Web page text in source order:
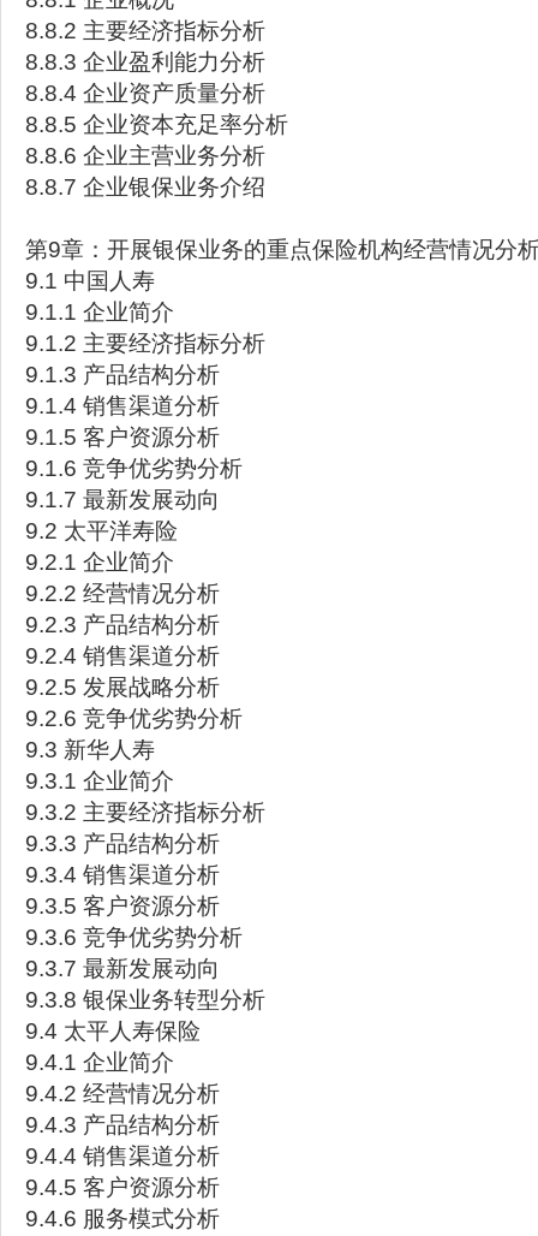
8.8.2 主要经济指标分析
8.8.3 企业盈利能力分析
8.8.4 企业资产质量分析
8.8.5 企业资本充足率分析
8.8.6 企业主营业务分析
8.8.7 企业银保业务介绍
第9章：开展银保业务的重点保险机构经营情况分
9.1 中国人寿
9.1.1 企业简介
9.1.2 主要经济指标分析
9.1.3 产品结构分析
9.1.4 销售渠道分析
9.1.5 客户资源分析
9.1.6 竞争优劣势分析
9.1.7 最新发展动向
9.2 太平洋寿险
9.2.1 企业简介
9.2.2 经营情况分析
9.2.3 产品结构分析
9.2.4 销售渠道分析
9.2.5 发展战略分析
9.2.6 竞争优劣势分析
9.3 新华人寿
9.3.1 企业简介
9.3.2 主要经济指标分析
9.3.3 产品结构分析
9.3.4 销售渠道分析
9.3.5 客户资源分析
9.3.6 竞争优劣势分析
9.3.7 最新发展动向
9.3.8 银保业务转型分析
9.4 太平人寿保险
9.4.1 企业简介
9.4.2 经营情况分析
9.4.3 产品结构分析
9.4.4 销售渠道分析
9.4.5 客户资源分析
9.4.6 服务模式分析